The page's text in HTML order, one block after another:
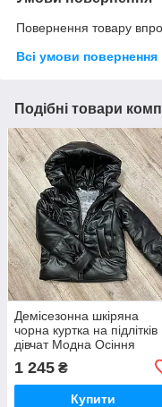
Повернення товару
Всі умови повернення
Подібні товари
Демісезонна шкіряна
чорна куртка на підлітків
дівчат Модна Осіння
дівчинки з еко-шкіри -
весна осінь 140
1 245 ₴
Купити